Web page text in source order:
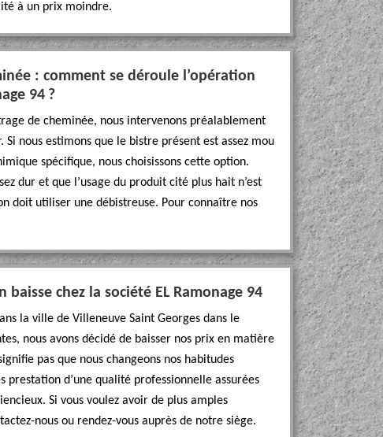
à un prix moindre.
: comment se déroule l’opération
94 ?
de cheminée, nous intervenons préalablement
nous estimons que le bistre présent est assez mou
spécifique, nous choisissons cette option.
dur et que l’usage du produit cité plus hait n’est
doit utiliser une débistreuse. Pour connaître nos
chez la société EL Ramonage 94
la ville de Villeneuve Saint Georges dans le
nous avons décidé de baisser nos prix en matière
pas que nous changeons nos habitudes
prestation d’une qualité professionnelle assurées
Si vous voulez avoir de plus amples
nous ou rendez-vous auprès de notre siège.